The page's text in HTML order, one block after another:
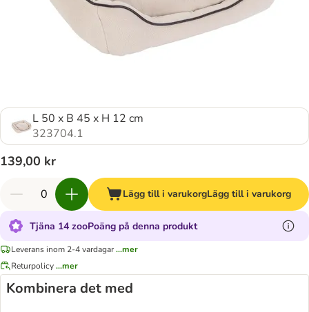
L 50 x B 45 x H 12 cm
323704.1
139,00 kr
Lägg till i varukorgLägg till i varukorg
Tjäna 14 zooPoäng på denna produkt
Leverans inom 2-4 vardagar...mer
Returpolicy...mer
Kombinera det med